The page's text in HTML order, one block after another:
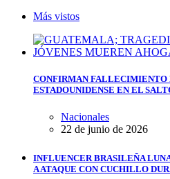
Más vistos
CONFIRMAN FALLECIMIENTO
ESTADOUNIDENSE EN EL
Nacionales
22 de junio de 2026
INFLUENCER BRASILEÑA
A ATAQUE CON CUCHILLO